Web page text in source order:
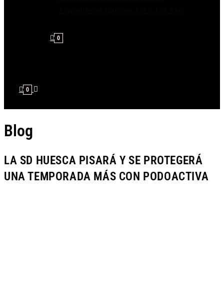
0
0
Blog
LA SD HUESCA PISARÁ Y SE PROTEGERÁ
UNA TEMPORADA MÁS CON PODOACTIVA